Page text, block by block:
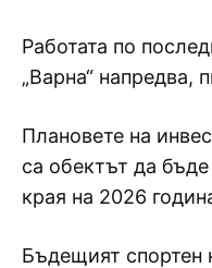
Работата по
„Варна“ напредва,
Плановете на
са обектът да
края на 2026
Бъдещият спортен